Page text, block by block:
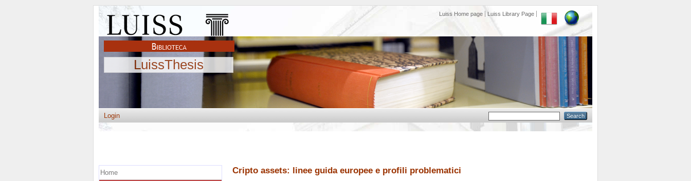
Luiss Home page Luiss Library Page
LuissThesis
Login
Cripto assets: linee guida europee e profili problematici
Home